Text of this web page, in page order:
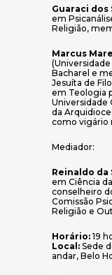
Guaraci dos
em
Religião,
Marcus
(Universidade
Bacharel e
Jesuíta de
em Teologia
Universidade
da
como vigário
Mediador:
Reinaldo da
em Ciência
conselheiro
Comissão
Religião e
Horário: 19
Local: Sede
andar, Belo